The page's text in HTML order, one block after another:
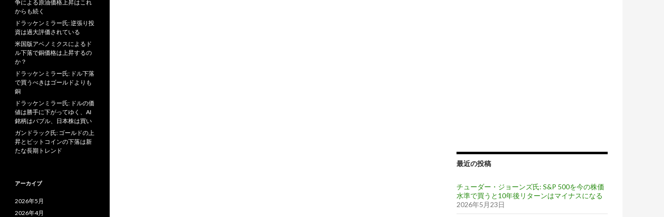
最近の投稿
チューダー・ジョーンズ氏: S&P 500を今の株価
水準で買うと10年後リターンはマイナスになる
2026年5月23日
争による原油価格上昇はこれ
からも続く
ドラッケンミラー氏: 逆張り投
資は過大評価されている
米国版アベノミクスによるド
ル下落で銅価格は上昇するの
か？
ドラッケンミラー氏: ドル下落
で買うべきはゴールドよりも
銅
ドラッケンミラー氏: ドルの価
値は勝手に下がってゆく、AI
銘柄はバブル、日本株は買い
ガンドラック氏: ゴールドの上
昇とビットコインの下落は新
たな長期トレンド
アーカイブ
2026年5月
2026年4月